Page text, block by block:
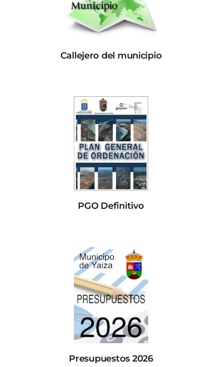
Callejero del municipio
PGO Definitivo
Presupuestos 2026